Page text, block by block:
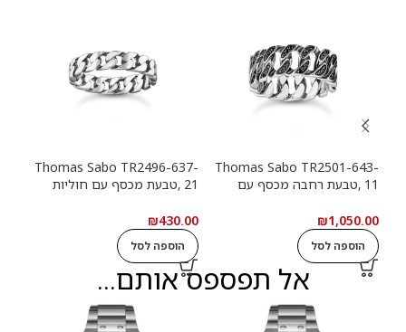
Thomas Sabo TR2501-643-
11 ,טבעת רחבה מכסף עם
₪1,050.00
הוספה לסל
Thomas Sabo TR2496-637-
21 ,טבעת מכסף עם חוליות
₪430.00
הוספה לסל
אל תפספס אותם...